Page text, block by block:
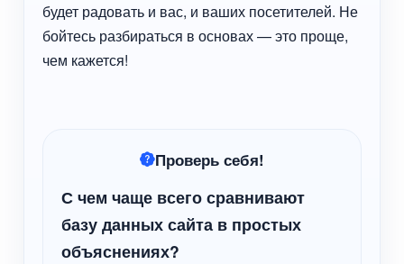
будет радовать и вас, и ваших посетителей. Не
бойтесь разбираться в основах — это проще,
чем кажется!
Проверь себя!
С чем чаще всего сравнивают
базу данных сайта в простых
объяснениях?